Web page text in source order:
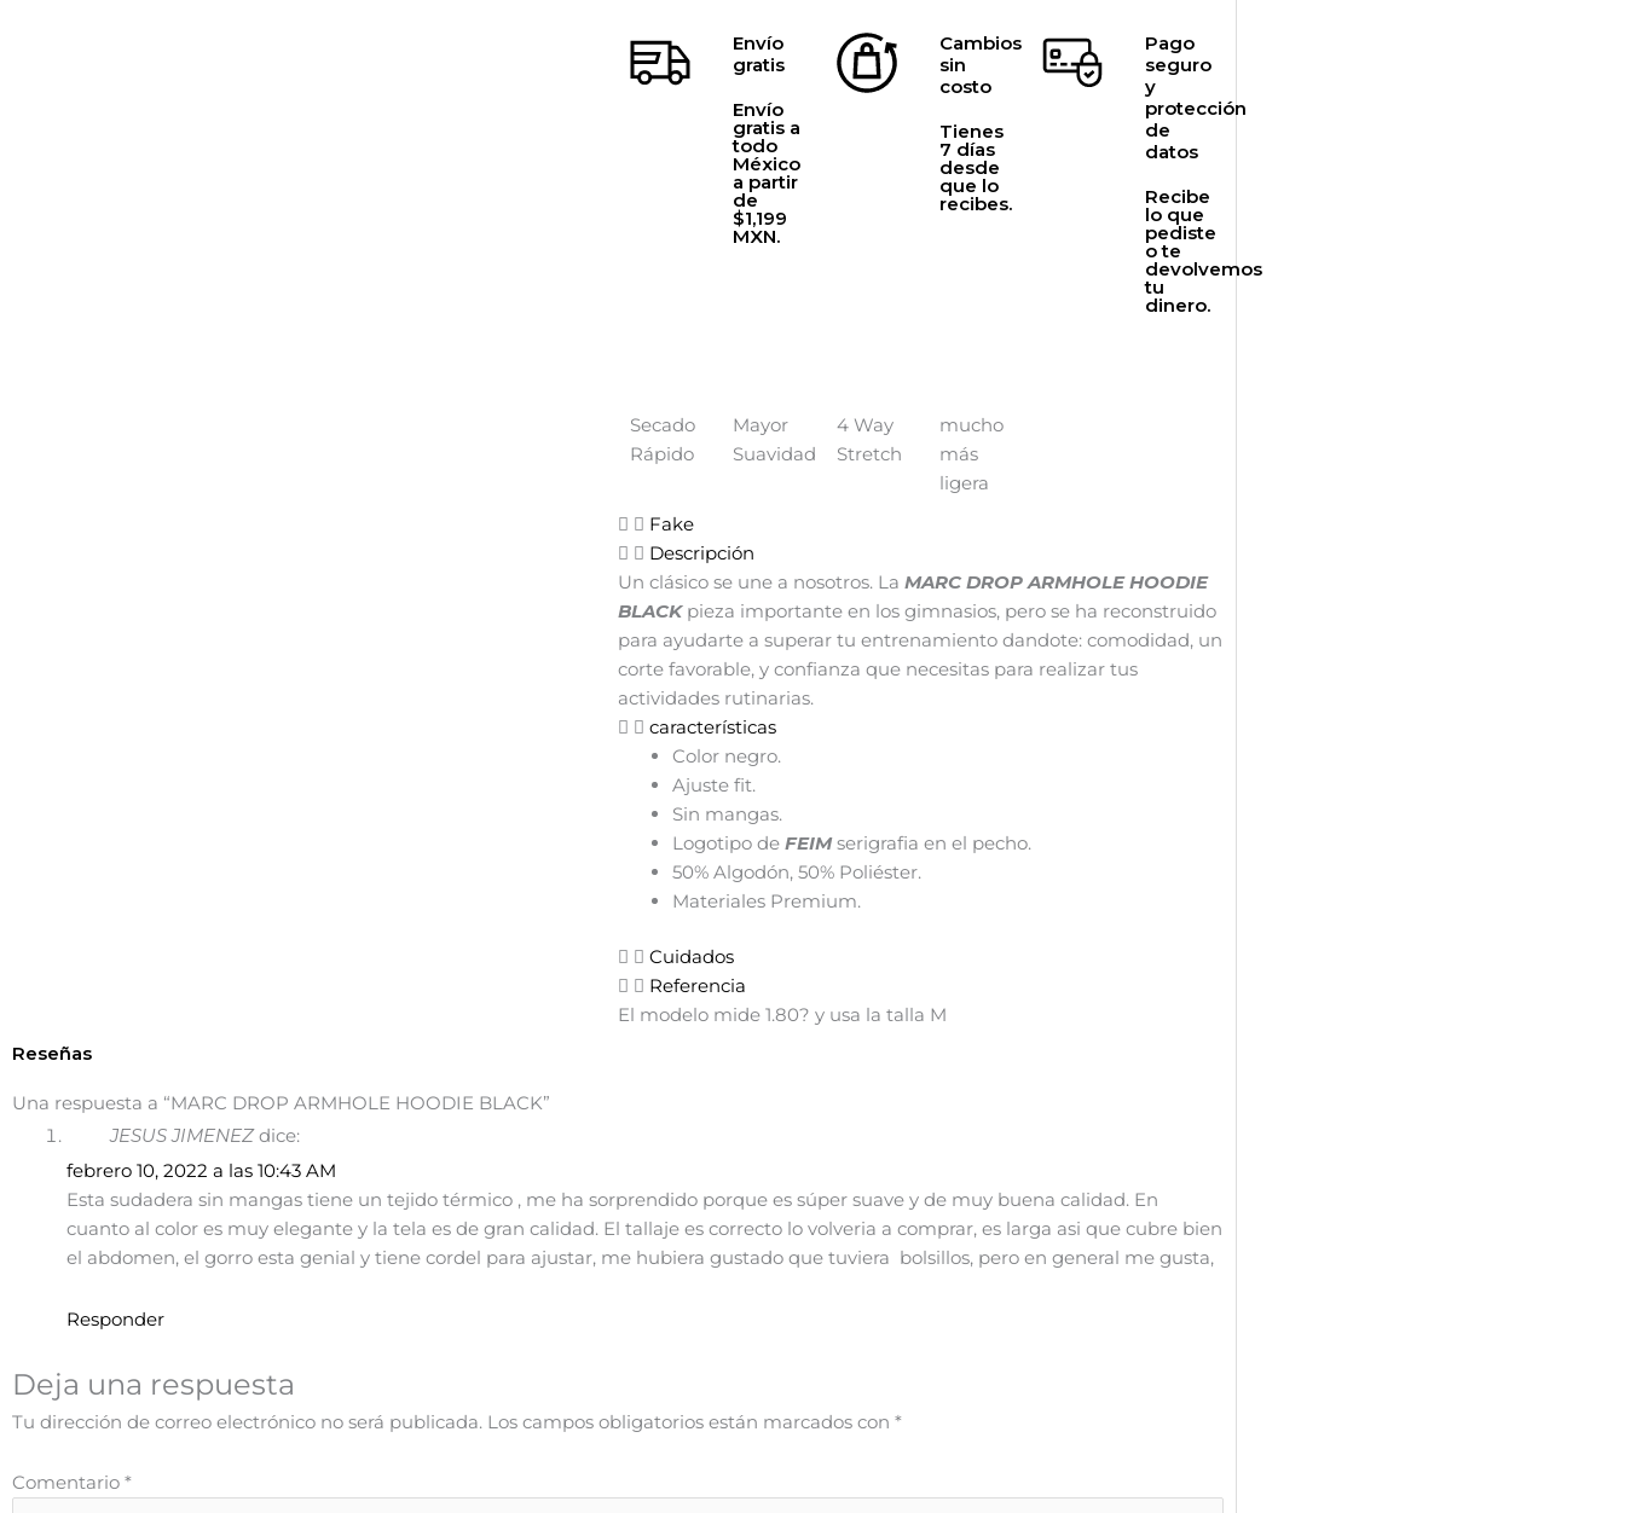
Envío
gratis
Envío
gratis a
todo
México
a partir
de
$1,199
MXN.
Cambios
sin
costo
Tienes
7 días
desde
que lo
recibes.
Pago
seguro
y
protección
de
datos
Recibe
lo que
pediste
o te
devolvemos
tu
dinero.
Secado
Rápido
Mayor
Suavidad
4 Way
Stretch
mucho
más
ligera
Fake
Descripción
Un clásico se une a nosotros. LaMARC DROP ARMHOLE HOODIE
BLACKpieza importante en los gimnasios, pero se ha reconstruido
para ayudarte a superar tu entrenamiento dandote: comodidad, un
corte favorable, y confianza que necesitas para realizar tus
actividades rutinarias.
características
Color negro.
Ajuste fit.
Sin mangas.
Logotipo deFEIM serigrafia en el pecho.
50% Algodón, 50% Poliéster.
Materiales Premium.
Cuidados
Referencia
El modelo mide 1.80? y usa la talla M
Reseñas
Una respuesta a “MARC DROP ARMHOLE HOODIE BLACK”
JESUS JIMENEZ dice:
febrero 10, 2022 a las 10:43 AM
Esta sudadera sin mangas tiene un tejido térmico , me ha sorprendido porque es súper suave y de muy buena calidad. En
cuanto al color es muy elegante y la tela es de gran calidad. El tallaje es correcto lo volveria a comprar, es larga asi que cubre bien
el abdomen, el gorro esta genial y tiene cordel para ajustar, me hubiera gustado que tuviera bolsillos, pero en general me gusta,
Responder
Deja una respuesta
Tu dirección de correo electrónico no será publicada. Los campos obligatorios están marcados con *
Comentario *